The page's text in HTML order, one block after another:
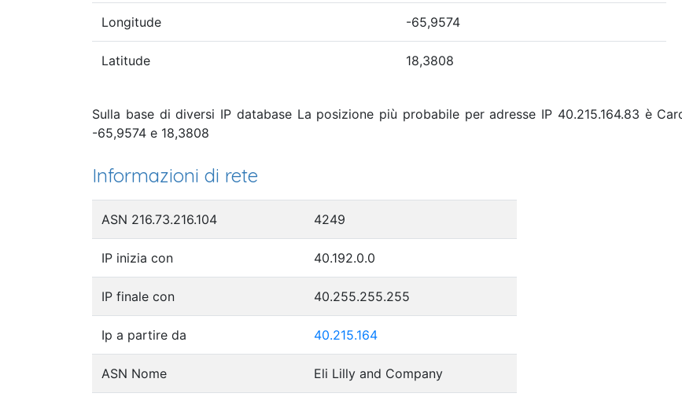
Longitude -65,9574
Latitude 18,3808
Sulla base di diversi IP database La posizione più probabile per adresse IP 40.215.164.83 è
-65,9574 e 18,3808
Informazioni di rete
ASN 216.73.216.104 4249
IP inizia con 40.192.0.0
IP finale con 40.255.255.255
Ip a partire da 40.215.164
ASN Nome Eli Lilly and Company